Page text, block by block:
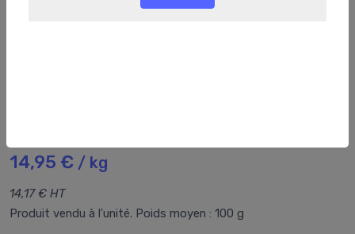
14,95 € / kg
14,17 € HT
Produit vendu à l'unité. Poids moyen : 100 g